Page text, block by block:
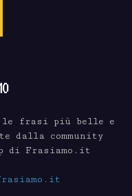
frasi più belle e
dalla community
di Frasiamo.it